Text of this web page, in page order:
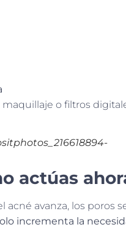
o filtros
actúas
avanza, los poros
incrementa la